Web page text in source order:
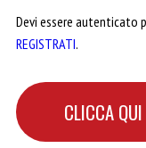
Devi essere autenticato
REGISTRATI.
CLICCA